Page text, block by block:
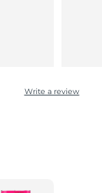
Write a review